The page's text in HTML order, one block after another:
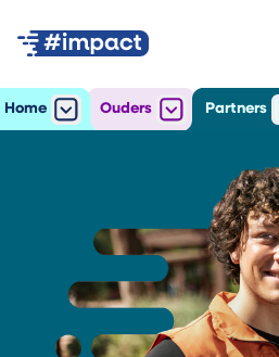
Home
Openhet submenu voor Home
Ouders
Open
het
Partners